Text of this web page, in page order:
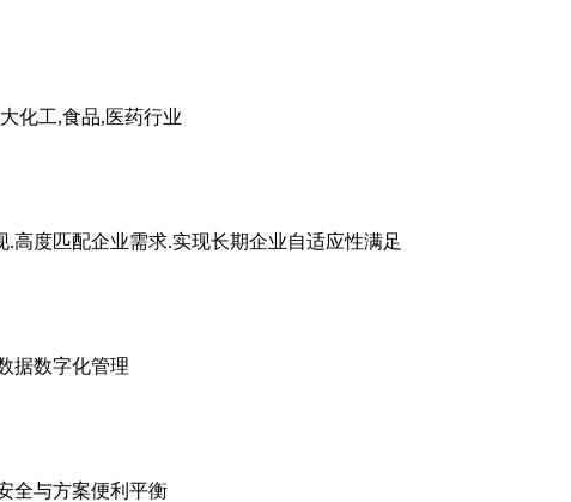
化工,食品,医药行业
高度匹配企业需求.实现长期企业自适应性满足
据数字化管理
全与方案便利平衡